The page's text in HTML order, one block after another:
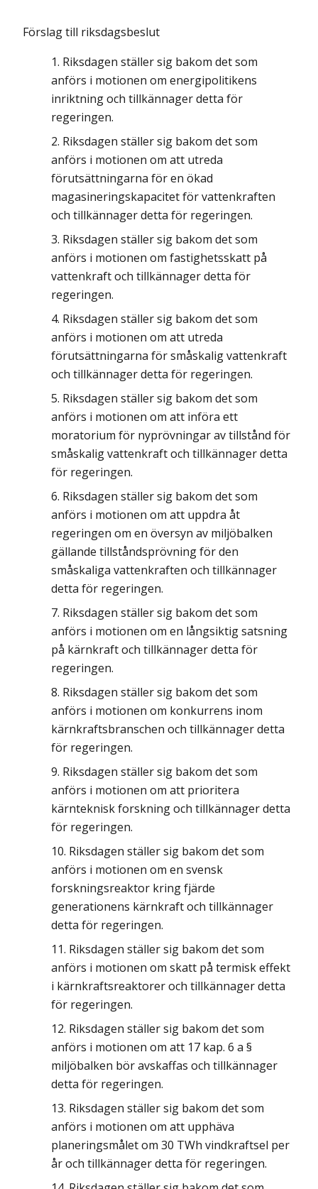
Förslag till riksdagsbeslut
Riksdagen ställer sig bakom det som
anförs i motionen om energipolitikens
inriktning och tillkännager detta för
regeringen.
Riksdagen ställer sig bakom det som
anförs i motionen om att utreda
förutsättningarna för en ökad
magasineringskapacitet för vattenkraften
och tillkännager detta för regeringen.
Riksdagen ställer sig bakom det som
anförs i motionen om fastighetsskatt på
vattenkraft och tillkännager detta för
regeringen.
Riksdagen ställer sig bakom det som
anförs i motionen om att utreda
förutsättningarna för småskalig vattenkraft
och tillkännager detta för regeringen.
Riksdagen ställer sig bakom det som
anförs i motionen om att införa ett
moratorium för nyprövningar av tillstånd för
småskalig vattenkraft och tillkännager detta
för regeringen.
Riksdagen ställer sig bakom det som
anförs i motionen om att uppdra åt
regeringen om en översyn av miljöbalken
gällande tillståndsprövning för den
småskaliga vattenkraften och tillkännager
detta för regeringen.
Riksdagen ställer sig bakom det som
anförs i motionen om en långsiktig satsning
på kärnkraft och tillkännager detta för
regeringen.
Riksdagen ställer sig bakom det som
anförs i motionen om konkurrens inom
kärnkraftsbranschen och tillkännager detta
för regeringen.
Riksdagen ställer sig bakom det som
anförs i motionen om att prioritera
kärnteknisk forskning och tillkännager detta
för regeringen.
Riksdagen ställer sig bakom det som
anförs i motionen om en svensk
forskningsreaktor kring fjärde
generationens kärnkraft och tillkännager
detta för regeringen.
Riksdagen ställer sig bakom det som
anförs i motionen om skatt på termisk effekt
i kärnkraftsreaktorer och tillkännager detta
för regeringen.
Riksdagen ställer sig bakom det som
anförs i motionen om att 17 kap. 6 a §
miljöbalken bör avskaffas och tillkännager
detta för regeringen.
Riksdagen ställer sig bakom det som
anförs i motionen om att upphäva
planeringsmålet om 30 TWh vindkraftsel per
år och tillkännager detta för regeringen.